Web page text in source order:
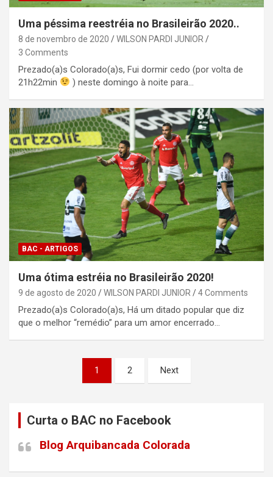
Uma péssima reestréia no Brasileirão 2020..
8 de novembro de 2020
WILSON PARDI JUNIOR
3 Comments
Prezado(a)s Colorado(a)s, Fui dormir cedo (por volta de
21h22min
) neste domingo à noite para…
BAC - ARTIGOS
Uma ótima estréia no Brasileirão 2020!
9 de agosto de 2020 WILSON PARDI JUNIOR 4 Comments
Prezado(a)s Colorado(a)s, Há um ditado popular que diz
que o melhor “remédio” para um amor encerrado…
1 2 Next
Curta o BAC no Facebook
Blog Arquibancada Colorada